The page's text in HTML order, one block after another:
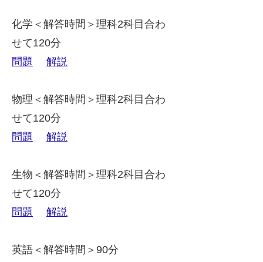
化学＜解答時間＞理科2科目合わ
せて120分
問題
解説
物理＜解答時間＞理科2科目合わ
せて120分
問題
解説
生物＜解答時間＞理科2科目合わ
せて120分
問題
解説
英語＜解答時間＞90分